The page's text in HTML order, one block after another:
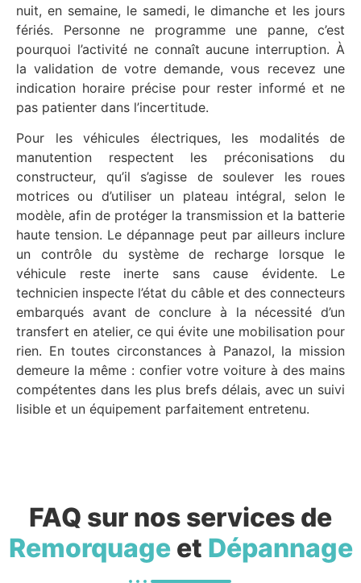
nuit, en semaine, le samedi, le dimanche et les jours
fériés. Personne ne programme une panne, c’est
pourquoi l’activité ne connaît aucune interruption. À
la validation de votre demande, vous recevez une
indication horaire précise pour rester informé et ne
pas patienter dans l’incertitude.
Pour les véhicules électriques, les modalités de
manutention respectent les préconisations du
constructeur, qu’il s’agisse de soulever les roues
motrices ou d’utiliser un plateau intégral, selon le
modèle, afin de protéger la transmission et la batterie
haute tension. Le dépannage peut par ailleurs inclure
un contrôle du système de recharge lorsque le
véhicule reste inerte sans cause évidente. Le
technicien inspecte l’état du câble et des connecteurs
embarqués avant de conclure à la nécessité d’un
transfert en atelier, ce qui évite une mobilisation pour
rien. En toutes circonstances à Panazol, la mission
demeure la même : confier votre voiture à des mains
compétentes dans les plus brefs délais, avec un suivi
lisible et un équipement parfaitement entretenu.
FAQ sur nos services de
Remorquageet Dépannage